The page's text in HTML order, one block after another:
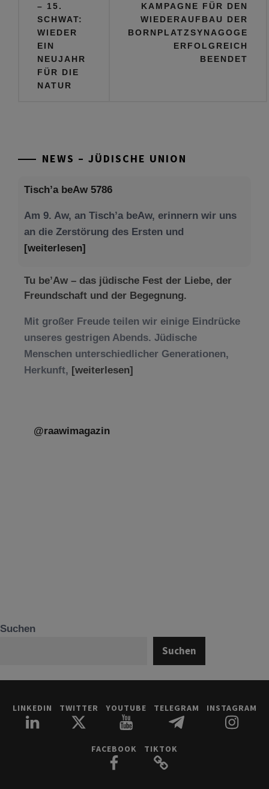
– 15.
SCHWAT:
WIEDER
EIN
NEUJAHR
FÜR DIE
NATUR
KAMPAGNE FÜR DEN
WIEDERAUFBAU DER
BORNPLATZSYNAGOGE
ERFOLGREICH
BEENDET
NEWS – JÜDISCHE UNION
Tisch’a beAw 5786
Am 9. Aw, an Tisch’a beAw, erinnern wir uns
an die Zerstörung des Ersten und
[weiterlesen]
Tu be’Aw – das jüdische Fest der Liebe, der
Freundschaft und der Begegnung.
Mit großer Freude teilen wir einige Eindrücke
unseres gestrigen Abends. Jüdische
Menschen unterschiedlicher Generationen,
Herkunft, [weiterlesen]
@raawimagazin
Suchen
Suchen
LINKEDIN TWITTER YOUTUBE TELEGRAM INSTAGRAM
FACEBOOK TIKTOK